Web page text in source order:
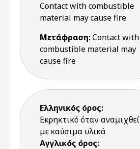
Contact with combustible
material may cause fire
Μετάφραση:Contact with
combustible material may
cause fire
Ελληνικός όρος:
Εκρηκτικό όταν αναμιχθεί
με καύσιμα υλικά
Αγγλικός όρος: